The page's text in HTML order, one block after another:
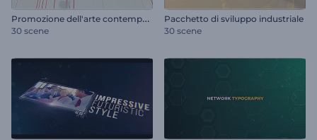
P
romozione dell'arte contemporanea
30 scene
Pacchetto di sviluppo industriale
30 scene